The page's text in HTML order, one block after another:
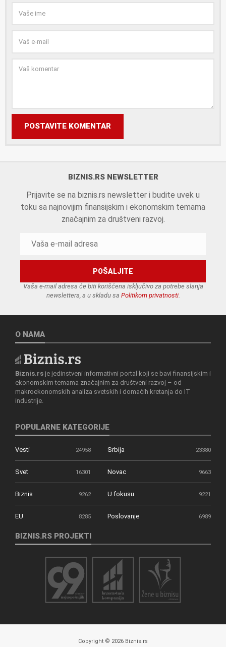
POSTAVITE KOMENTAR
BIZNIS.RS NEWSLETTER
Prijavite se na biznis.rs newsletter i budite uvek u
toku sa najnovijim finansijskim i ekonomskim temama
značajnim za društveni razvoj.
Vaša e-mail adresa će biti korišćena isključivo za potrebe slanja
newslettera, a u skladu sa Politikom privatnosti.
O NAMA
Biznis.rs je jedinstveni informativni portal koji se bavi finansijskim i
ekonomskim temama značajnim za društveni razvoj – od
makroekonomskih analiza svetskih i domaćih kretanja do IT
industrije.
POPULARNE KATEGORIJE
Vesti 24958 Srbija 23380
Svet 16301 Novac 9663
Biznis 9262 U fokusu 9221
EU 8285 Poslovanje 6989
BIZNIS.RS PROJEKTI
Copyright © 2026 Biznis.rs